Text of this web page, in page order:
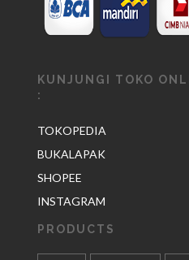
KUNJUNGI TOKO
:
TOKOPEDIA
BUKALAPAK
SHOPEE
INSTAGRAM
PRODUCTS